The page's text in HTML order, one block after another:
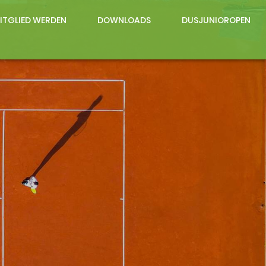
WERDEN DOWNLOADS DUSJUNIOROPEN